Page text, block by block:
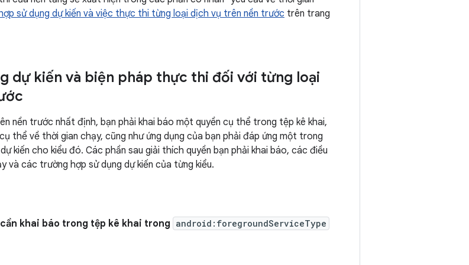
sử dụng dự kiến và việc thực thi từng loại dịch vụ trên nền trước trên trang
dự kiến và biện pháp thực thi đối với từng loại
nền trước nhất định, bạn phải khai báo một quyền cụ thể trong tệp kê khai,
thể về thời gian chạy, cũng như ứng dụng của bạn phải đáp ứng một trong
kiến cho kiểu đó. Các phần sau giải thích quyền bạn phải khai báo, các điều
và các trường hợp sử dụng dự kiến của từng kiểu.
khai báo trong tệp kê khai trong android:foregroundServiceType